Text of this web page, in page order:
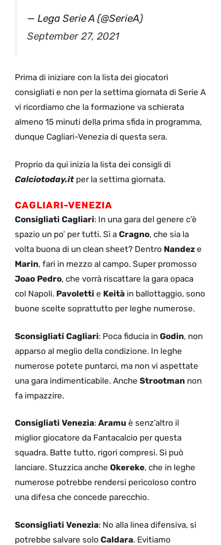
— Lega Serie A (@SerieA)
September 27, 2021
Prima di iniziare con la lista dei giocatori
consigliati e non per la settima giornata di Serie A
vi ricordiamo che la formazione va schierata
almeno 15 minuti della prima sfida in programma,
dunque Cagliari-Venezia di questa sera.
Proprio da qui inizia la lista dei consigli di
Calciotoday.it per la settima giornata.
CAGLIARI-VENEZIA
Consigliati Cagliari: In una gara del genere c’è
spazio un po’ per tutti. Sì a Cragno, che sia la
volta buona di un clean sheet? Dentro Nandez e
Marin, fari in mezzo al campo. Super promosso
Joao Pedro, che vorrà riscattare la gara opaca
col Napoli. Pavoletti e Keità in ballottaggio, sono
buone scelte soprattutto per leghe numerose.
Sconsigliati Cagliari: Poca fiducia in Godin, non
apparso al meglio della condizione. In leghe
numerose potete puntarci, ma non vi aspettate
una gara indimenticabile. Anche Strootman non
fa impazzire.
Consigliati Venezia: Aramu è senz’altro il
miglior giocatore da Fantacalcio per questa
squadra. Batte tutto, rigori compresi. Si può
lanciare. Stuzzica anche Okereke, che in leghe
numerose potrebbe rendersi pericoloso contro
una difesa che concede parecchio.
Sconsigliati Venezia: No alla linea difensiva, si
potrebbe salvare solo Caldara. Evitiamo